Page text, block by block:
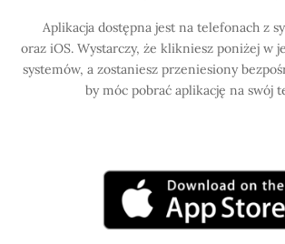
Aplikacja dostępna jest na telefonach z
oraz iOS. Wystarczy, że klikniesz poniżej w
systemów, a zostaniesz przeniesiony
by móc pobrać aplikację na swój